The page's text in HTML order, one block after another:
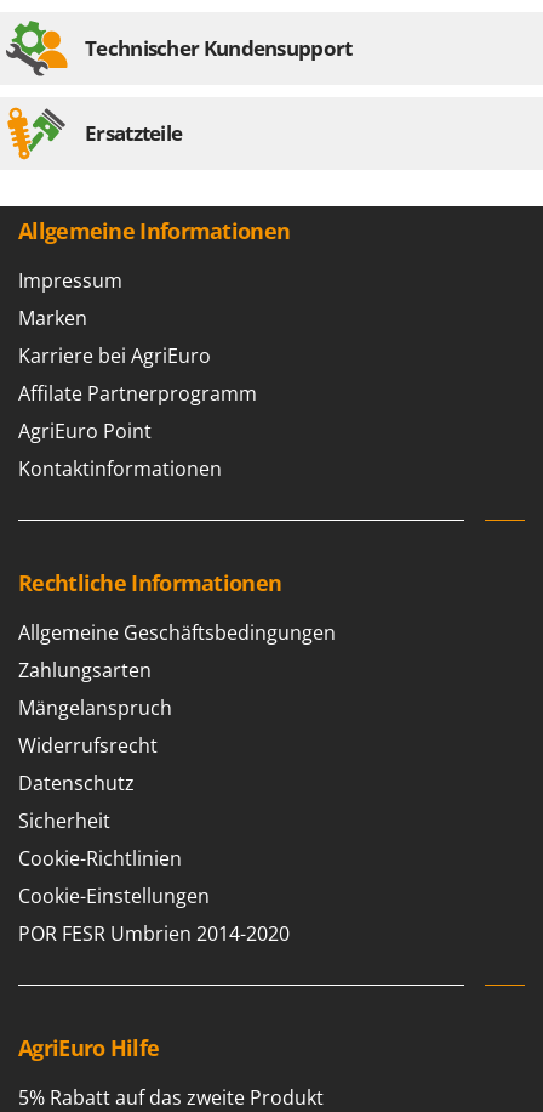
Spring Protezione
Stanley
Sunseeker
T
Tellarini Pompe
Titania
Tre Spade
Trev - Abrek - TecnoVIR
Trotec
Troy-Bilt
U
Udor
Unger
V
Verdemax
Weber
WIDU
Technischer Kundensupport
Ersatzteile
Allgemeine Informationen
Impressum
Marken
Karriere bei AgriEuro
Affilate Partnerprogramm
AgriEuro Point
Kontaktinformationen
Rechtliche Informationen
Allgemeine Geschäftsbedingungen
Zahlungsarten
Mängelanspruch
Widerrufsrecht
Datenschutz
Sicherheit
Cookie-Richtlinien
Cookie-Einstellungen
POR FESR Umbrien 2014-2020
AgriEuro Hilfe
5% Rabatt auf das zweite Produkt